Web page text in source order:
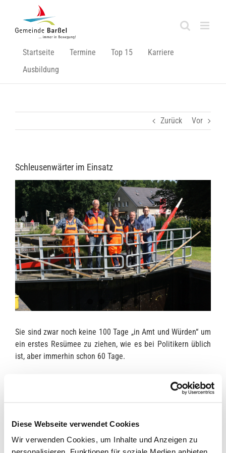
Diese Webseite verwendet Cookies
Wir verwenden Cookies, um Inhalte und Anzeigen zu
springen
Startseite Termine Top 15
Karriere
Ausbildung
Zurück Vor
Schleusenwärter im Einsatz
Zeige
grösseres
Bild
Sie sind zwar noch keine 100 Tage „in Amt und Würden“ um
ein erstes Resümee zu ziehen, wie es bei Politikern üblich
ist, aber immerhin schon 60 Tage.
, dachte sich am
vergangenen Donnerstag dem 06.07., Bürgermeister Nils
Seit dem 01.05. dieses Jahres betätigen Olaf Wolff, Gregor
Pekeler, Karl-Heinz Coners und als Vertretungskraft Ludger